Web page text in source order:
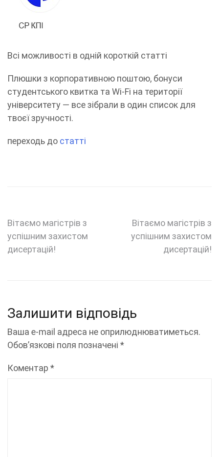
Всі можливості в одній короткій статті
Плюшки з корпоративною поштою, бонуси
студентського квитка та Wi-Fi на території
університету — все зібрали в один список для
твоєї зручності.
переходь до статті
Навігація
записів
Вітаємо магістрів з
успішним захистом
дисертацій!
Вітаємо магістрів з
успішним захистом
дисертацій!
Залишити відповідь
Ваша e-mail адреса не оприлюднюватиметься.
Обов’язкові поля позначені *
Коментар *